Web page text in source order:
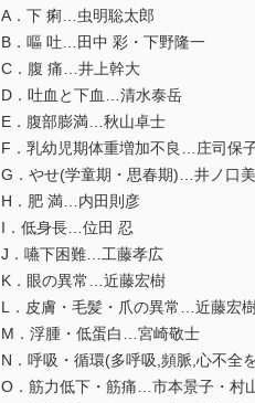
A．下 痢…虫明聡太郎
B．嘔 吐…田中 彩・下野隆一
C．腹 痛…井上幹大
D．吐血と下血…清水泰岳
E．腹部膨満…秋山卓士
F．乳幼児期体重増加不良…庄司保
G．やせ(学童期・思春期)…井ノ口
H．肥 満…内田則彦
I．低身長…位田 忍
J．嚥下困難…工藤孝広
K．眼の異常…近藤宏樹
L．皮膚・毛髪・爪の異常…近藤宏
M．浮腫・低蛋白…宮崎敬士
N．呼吸・循環(多呼吸,頻脈,心不全
O．筋力低下・筋痛…市本景子・村